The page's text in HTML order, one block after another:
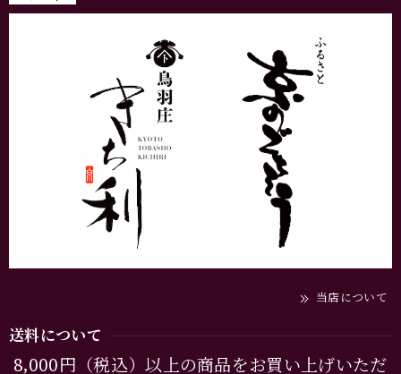
当店について
送料について
8,000円（税込）以上の商品をお買い上げいただ